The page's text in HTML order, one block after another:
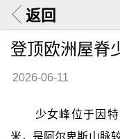
返回
登顶欧洲屋脊
2026-06-11
少女峰位于因
米，是阿尔卑斯山脉